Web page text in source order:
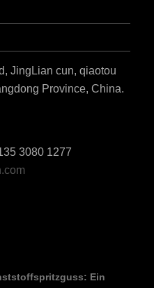
JingLian cun, qiaotou
Province, China.
3080 1277
Ein